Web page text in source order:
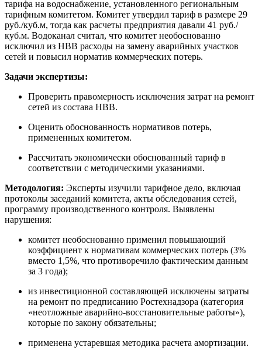
тарифа на водоснабжение, установленного региональным
тарифным комитетом. Комитет утвердил тариф в размере 29
руб./куб.м, тогда как расчеты предприятия давали 41 руб./
куб.м. Водоканал считал, что комитет необоснованно
исключил из НВВ расходы на замену аварийных участков
сетей и повысил норматив коммерческих потерь.
Задачи экспертизы:
Проверить правомерность исключения затрат на ремонт
сетей из состава НВВ.
Оценить обоснованность нормативов потерь,
примененных комитетом.
Рассчитать экономически обоснованный тариф в
соответствии с методическими указаниями.
Методология: Эксперты изучили тарифное дело, включая
протоколы заседаний комитета, акты обследования сетей,
программу производственного контроля. Выявлены
нарушения:
комитет необоснованно применил повышающий
коэффициент к нормативам коммерческих потерь (3%
вместо 1,5%, что противоречило фактическим данным
за 3 года);
из инвестиционной составляющей исключены затраты
на ремонт по предписанию Ростехнадзора (категория
«неотложные аварийно-восстановительные работы»),
которые по закону обязательны;
применена устаревшая методика расчета амортизации.